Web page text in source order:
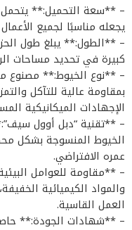
يجعله مناسبًا لجميع
كبيرة في تحديد مساحات
– **نوع الخيوط:** مصنوع
بمقاومة عالية للتآكل
الإجهادات الميكانيكية
– **تقنية “دبل أوول
الخيوط المنسوجة بشكل
عمره الافتراضي.
– **مقاومة للعوامل
والمواد الكيميائية
العمل القاسية.
– **شهادات الجودة:**